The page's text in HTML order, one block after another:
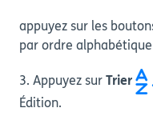
appuyez sur les
par ordre
3. Appuyez sur Trier
Édition.